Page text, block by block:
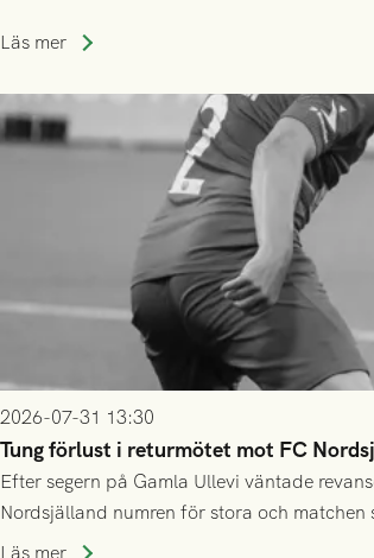
Läs mer
2026-07-31 13:30
Tung förlust i returmötet mot FC
Efter segern på Gamla Ullevi väntade
Nordsjälland numren för stora och
Läs mer